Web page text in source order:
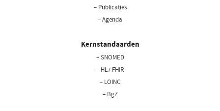
– Publicaties
– Agenda
Kernstandaarden
– SNOMED
– HL7 FHIR
– LOINC
– BgZ